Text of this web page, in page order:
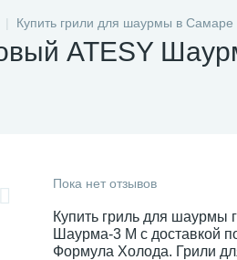
Купить грили для шаурмы в Самаре
ATESY
Пока нет отзывов
Купить гриль для шаурмы
Шаурма-3 М с доставкой
Формула Холода. Грили